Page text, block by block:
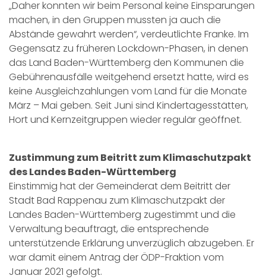
„Daher konnten wir beim Personal keine Einsparungen
machen, in den Gruppen mussten ja auch die
Abstände gewahrt werden“, verdeutlichte Franke. Im
Gegensatz zu früheren Lockdown-Phasen, in denen
das Land Baden-Württemberg den Kommunen die
Gebührenausfälle weitgehend ersetzt hatte, wird es
keine Ausgleichzahlungen vom Land für die Monate
März – Mai geben. Seit Juni sind Kindertagesstätten,
Hort und Kernzeitgruppen wieder regulär geöffnet.
Zustimmung zum Beitritt zum Klimaschutzpakt
des Landes Baden-Württemberg
Einstimmig hat der Gemeinderat dem Beitritt der
Stadt Bad Rappenau zum Klimaschutzpakt der
Landes Baden-Württemberg zugestimmt und die
Verwaltung beauftragt, die entsprechende
unterstützende Erklärung unverzüglich abzugeben. Er
war damit einem Antrag der ÖDP-Fraktion vom
Januar 2021 gefolgt.